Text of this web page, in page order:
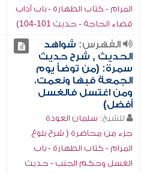
المرام - كتاب الطهارة - باب آداب
قضاء الحاجة - حديث 101-104)
الفهرس: شواهد
الحديث , شرح حديث
سمرة: (من توضأ يوم
الجمعة فبها ونعمت،
ومن اغتسل فالغسل
أفضل)
للشيخ: سلمان العودة
جزء من محاضرة ( شرح بلوغ
المرام - كتاب الطهارة - باب
الغسل وحكم الجنب - حديث